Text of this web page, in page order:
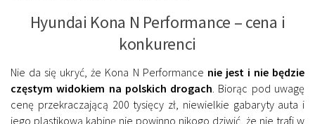
Hyundai Kona N Performance – cena i
konkurenci
Nie da się ukryć, że Kona N Performance nie jest i nie będzie
częstym widokiem na polskich drogach. Biorąc pod uwagę
cenę przekraczającą 200 tysięcy zł, niewielkie gabaryty auta i
jego plastikową kabinę nie powinno nikogo dziwić, że nie trafi w